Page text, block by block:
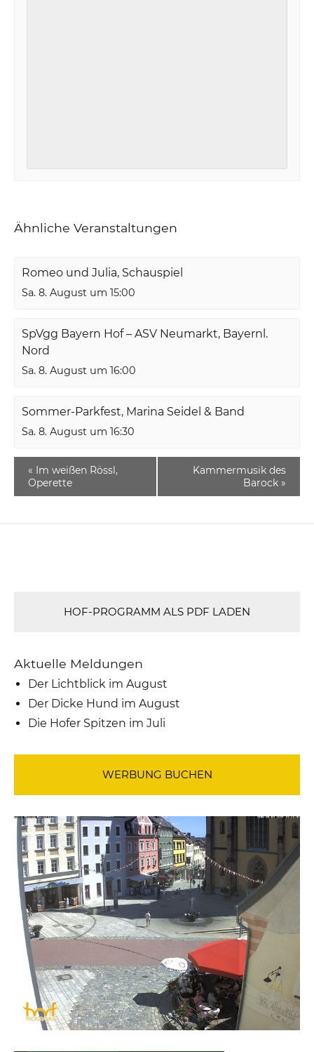
Ähnliche Veranstaltungen
Romeo und Julia, Schauspiel
Sa. 8. August um 15:00
SpVgg Bayern Hof – ASV Neumarkt, Bayernl.
Nord
Sa. 8. August um 16:00
Sommer-Parkfest, Marina Seidel & Band
Sa. 8. August um 16:30
« Im weißen Rössl,
Operette
Kammermusik des
Barock »
HOF-PROGRAMM ALS PDF LADEN
Aktuelle Meldungen
Der Lichtblick im August
Der Dicke Hund im August
Die Hofer Spitzen im Juli
WERBUNG BUCHEN